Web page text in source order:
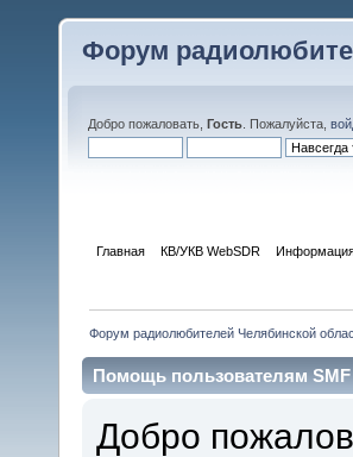
Форум
Добро пожаловать, Гость . Пожалуйста,
Главная КВ/УКВ WebSDR
Форум радиолюбителей Челябинской
Помощь пользователям SMF
Добро